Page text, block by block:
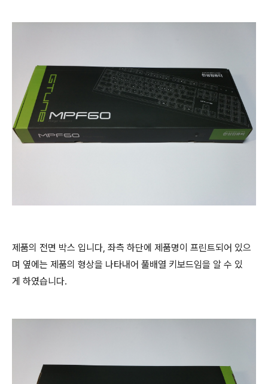
제품의 전면 박스 입니다, 좌측 하단에 제품명이 프린트되어 있으
며 옆에는 제품의 형상을 나타내어 풀배열 키보드임을 알 수 있
게 하였습니다.